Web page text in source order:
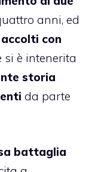
anni, ed
accolti con
è intenerita
storia
da parte
battaglia